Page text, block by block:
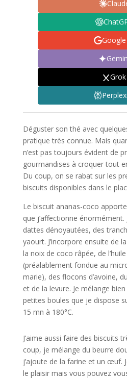
Google
Grok
Déguster son thé avec
pratique très connue. Mais
n’est pas toujours évident de
gourmandises à croquer tout
Du coup, on se rabat sur les
biscuits disponibles dans le
Le biscuit ananas-coco
que j’affectionne énormément.
dattes dénoyautées, des
yaourt. J’incorpore ensuite de
la noix de coco râpée, de
(préalablement fondue au
marie), des flocons d’avoine, du
et de la levure. Je mélange
petites boules que je dispose
15 mn à 180°C.
J’aime aussi faire des biscuits
coup, je mélange du beurre
j’ajoute de la farine et un œuf.
le plaisir mais vous pouvez